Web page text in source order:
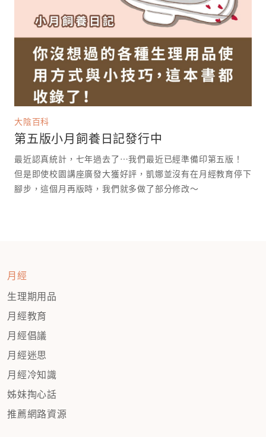
大陰百科
第五版小月飼養日記發行中
最近認真統計，七年過去了⋯我們最近已經準備印第五版！
但是即使校園講座廣發大獲好評，凱娜並沒有在月經教育停下
腳步，這個月再版時，我們就多做了部分修改～
月經
生理期用品
月經教育
月經倡議
月經迷思
月經冷知識
姊妹掏心話
推薦網路資源